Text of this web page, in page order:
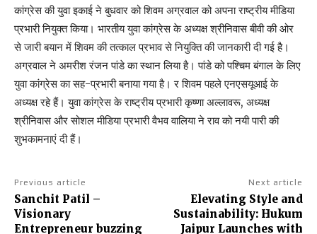
कांग्रेस की युवा इकाई ने बुधवार को शिवम अग्रवाल को अपना राष्ट्रीय मीडिया
प्रभारी नियुक्त किया। भारतीय युवा कांग्रेस के अध्यक्ष श्रीनिवास बीवी की ओर
से जारी बयान में शिवम की तत्काल प्रभाव से नियुक्ति की जानकारी दी गई है।
अग्रवाल ने अमरीश रंजन पांडे का स्थान लिया है। पांडे को पश्चिम बंगाल के लिए
युवा कांग्रेस का सह-प्रभारी बनाया गया है। र शिवम पहले एनएसयूआई के
अध्यक्ष रहे हैं। युवा कांग्रेस के राष्ट्रीय प्रभारी कृष्णा अल्लावरू, अध्यक्ष
श्रीनिवास और सोशल मीडिया प्रभारी वैभव वालिया ने राव को नयी पारी की
शुभकामनाएं दी हैं।
Previous article
Sanchit Patil –
Visionary
Entrepreneur buzzing
Next article
Elevating Style and
Sustainability: Hukum
Jaipur Launches with